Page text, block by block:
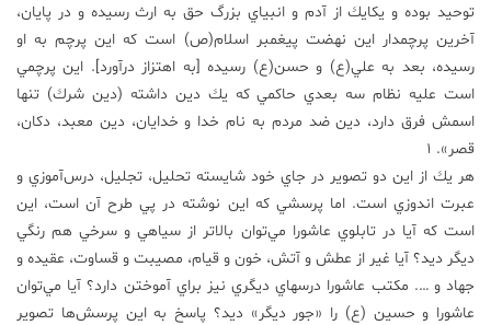
توحيد بوده و يكايك از آدم و انبياي بزرگ حق به ارث رسيده و در پايان،
آخرين پرچمدار اين نهضت پيغمبر اسلام(ص) است كه اين پرچم به او
رسيده، بعد به علي(ع) و حسن(ع) رسيده [به اهتزاز درآورد]. اين پرچمي
است عليه نظام سه بعدي حاكمي كه يك دين داشته (دين شرك) تنها
اسمش فرق دارد، دين ضد مردم به نام خدا و خدايان، دين معبد، دكان،
قصر». 1
هر يك از اين دو تصوير در جاي خود شايسته تحليل، تجليل، درس‌آموزي و
عبرت اندوزي است. اما پرسشي كه اين نوشته در پي طرح آن است، اين
است كه آيا در تابلوي عاشورا مي‌توان بالاتر از سياهي و سرخي هم رنگي
دیگر ديد؟ آيا غير از عطش و آتش، خون و قيام، مصيبت و قساوت، عقيده و
جهاد و …. مكتب عاشورا درسهاي ديگري نيز براي آموختن دارد؟ آيا مي‌توان
عاشورا و حسين (ع) را «جور ديگر» ديد؟ پاسخ به اين پرسش‌ها تصوير